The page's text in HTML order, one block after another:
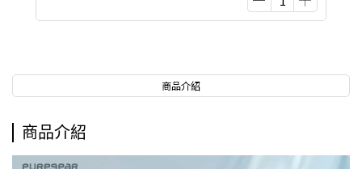
商品介紹
商品介紹